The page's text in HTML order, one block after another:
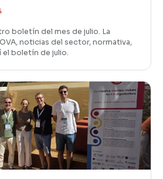
boletín del mes de julio. La
noticias del sector, normativa,
el boletín de julio.